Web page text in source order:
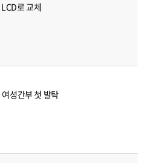
로 교체
성간부 첫 발탁